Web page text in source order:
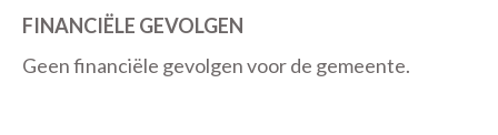
FINANCIËLE GEVOLGEN
Geen financiële gevolgen voor de gemeente.